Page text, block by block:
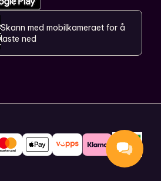
Skann med mobilkameraet for å
laste ned